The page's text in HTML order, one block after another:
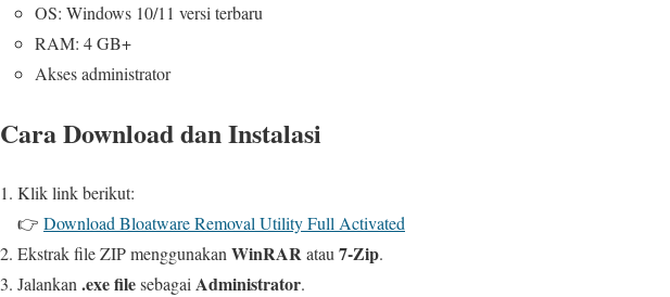
OS: Windows 10/11 versi terbaru
RAM: 4 GB+
Akses administrator
Cara Download dan Instalasi
Klik link berikut:
👉 Download Bloatware Removal Utility Full Activated
Ekstrak file ZIP menggunakan WinRARatau 7-Zip.
Jalankan .exe filesebagai Administrator.